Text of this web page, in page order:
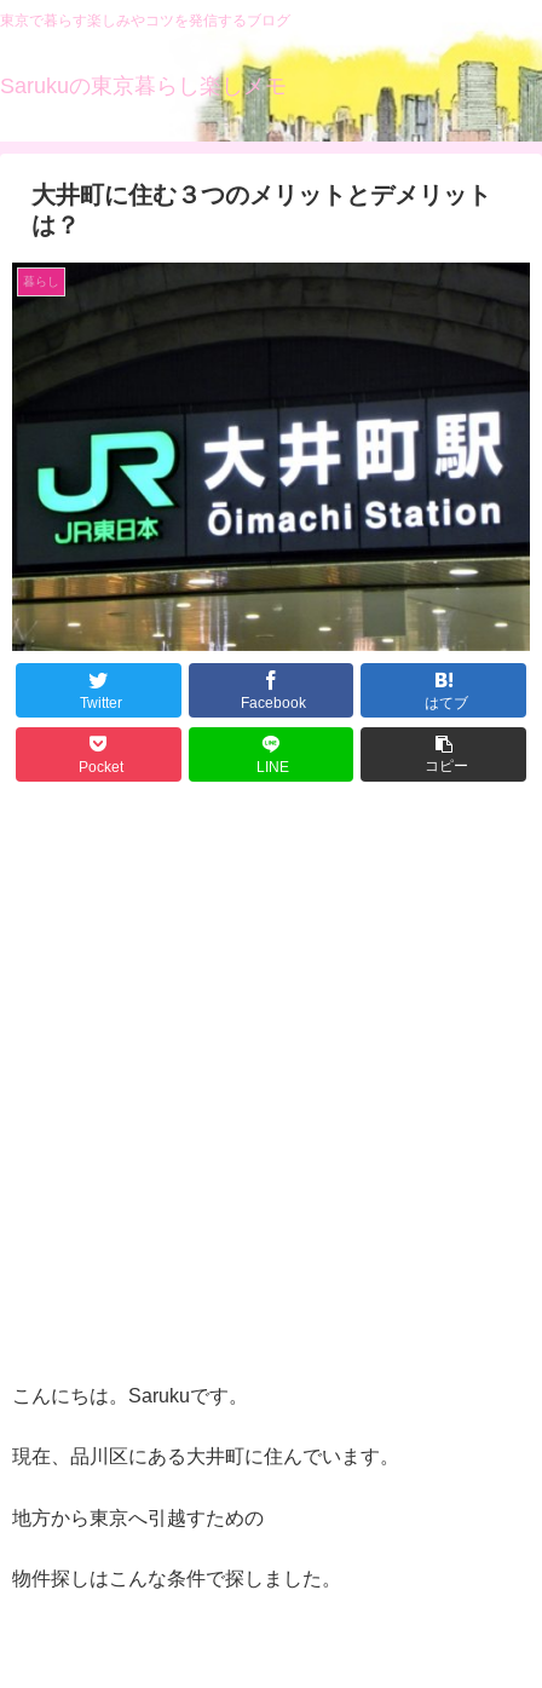
東京で暮らす楽しみやコツを発信するブログ
Sarukuの東京暮らし楽しメモ
大井町に住む３つのメリットとデメリット
は？
暮らし
Twitter Facebook はてブ
Pocket LINE コピー
こんにちは。Sarukuです。
現在、品川区にある大井町に住んでいます。
地方から東京へ引越すための
物件探しはこんな条件で探しました。